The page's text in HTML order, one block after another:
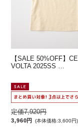
【SALE 50%OFF】
VOLTA 2025SS …
定価7,920円
3,960円 (本体価格:3,600円)